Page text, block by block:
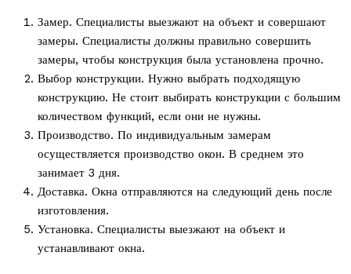
Замер. Специалисты выезжают на объект и совершают
замеры. Специалисты должны правильно совершить
замеры, чтобы конструкция была установлена прочно.
Выбор конструкции. Нужно выбрать подходящую
конструкцию. Не стоит выбирать конструкции с большим
количеством функций, если они не нужны.
Производство. По индивидуальным замерам
осуществляется производство окон. В среднем это
занимает 3 дня.
Доставка. Окна отправляются на следующий день после
изготовления.
Установка. Специалисты выезжают на объект и
устанавливают окна.